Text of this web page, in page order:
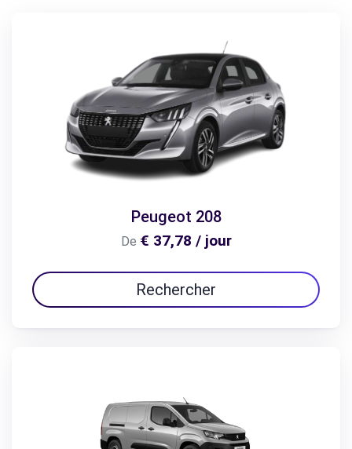
Peugeot 208
De € 37,78 / jour
Rechercher